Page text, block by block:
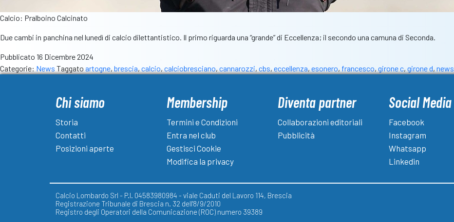
Calcio: Pralboino Calcinato
Due cambi in panchina nel lunedì di calcio dilettantistico. Il primo riguarda una “grande” di Eccellenza; il secondo una camuna di Seconda.
Pubblicato 16 Dicembre 2024
Categorie: News Taggato artogne, brescia, calcio, calciobresciano, cannarozzi, cbs, eccellenza, esonero, francesco, girone c, girone d, news
Chi siamo
Storia
Contatti
Posizioni aperte
Membership
Termini e Condizioni
Entra nel club
Gestisci Cookie
Modifica la privacy
Diventa partner
Collaborazioni editoriali
Pubblicità
Social Media
Facebook
Instagram
Whatsapp
Linkedin
Calcio Lombardo Srl - P.I. 04583980984 - viale Caduti del Lavoro 114, Brescia
Registrazione Tribunale di Brescia n. 32 dell'8/9/2010
Registro degli Operatori della Comunicazione (ROC) numero 39389